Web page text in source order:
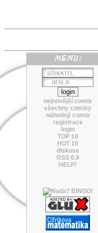
nejnovější comix
všechny comixy
náhodný comix
registrace
login
TOP 10
HOT 10
diskuse
RSS 0.9
HELP!